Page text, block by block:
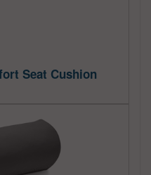
Seat Cushion